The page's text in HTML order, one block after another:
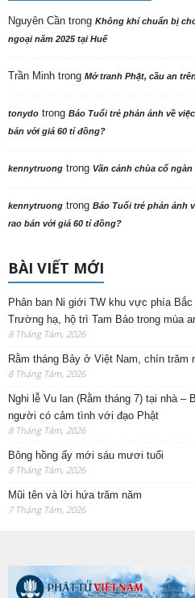
Nguyên Cần trong Không khí chuẩn bị
ngoại năm 2025 tại Huế
Trần Minh trong Mở tranh Phật, cầu an
tonydo trong Báo Tuổi trẻ phản ảnh về
bán với giá 60 tỉ đồng?
kennytruong trong Vãn cảnh chùa cổ
kennytruong trong Báo Tuổi trẻ phản ảnh
rao bán với giá 60 tỉ đồng?
BÀI VIẾT MỚI
Phân ban Ni giới TW khu vực phía
Trường hạ, hộ trì Tam Bảo trong mùa
8 Tháng Tám, 2026
Rằm tháng Bảy ở Việt Nam, chín trăm
8 Tháng Tám, 2026
Nghi lễ Vu lan (Rằm tháng 7) tại nhà
người có cảm tình với đạo Phật
8 Tháng Tám, 2026
Bông hồng ấy mới sáu mươi tuổi
8 Tháng Tám, 2026
Mũi tên và lời hứa trăm năm
7 Tháng Tám, 2026